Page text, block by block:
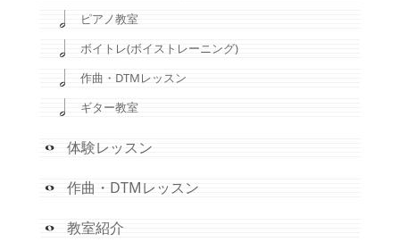
ピアノ教室
ボイトレ(ボイストレーニング)
作曲・DTMレッスン
ギター教室
体験レッスン
作曲・DTMレッスン
教室紹介